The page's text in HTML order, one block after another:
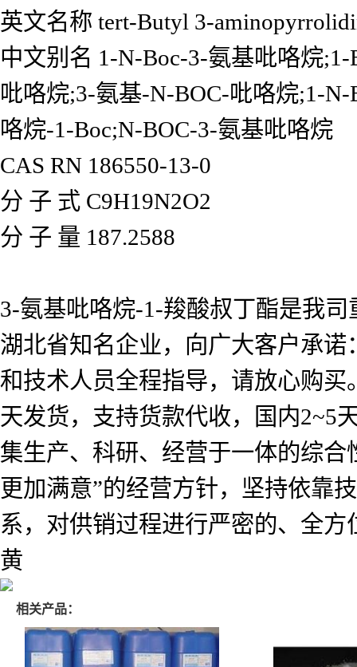
英文名称 tert-Butyl 3-
中文别名 1-N-Boc-3-氨基吡咯烷
吡咯烷;3-氨基-N-BOC-吡咯烷;1-
咯烷-1-Boc;N-BOC-3-氨基吡咯烷
CAS RN 186550-13-0
分 子 式 C9H19N2O2
分 子 量 187.2588
3-氨基吡咯烷-1-羧酸叔丁酯是我
湖北省知名企业，向广大客户承
和技术人员全程指导，请放心购
天发货，支持货款代收，国内2~5
集生产、科研、经营于一体的综
更加满意”的经营方针，坚持依靠
系，对供销过程进行严密的、全
黄
相关产品：